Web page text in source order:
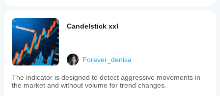
Candelstick xxl
Forever_denisa
The indicator is designed to detect aggressive movements in
the market and without volume for trend changes.